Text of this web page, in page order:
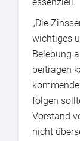
„Die
wichtiges
Belebung
beitragen
folgen
Vorstand
nicht